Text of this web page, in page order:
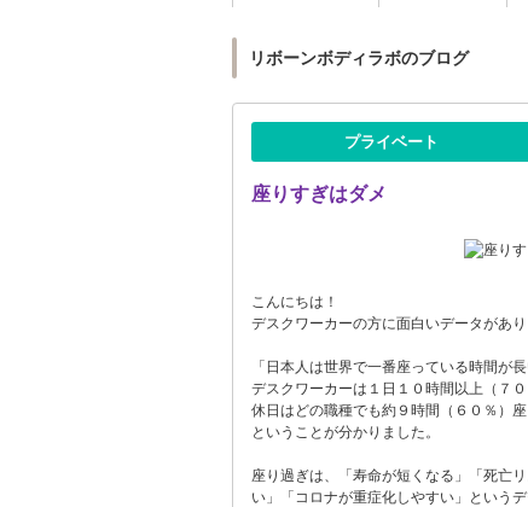
リボーンボディラボのブログ
プライベート
座りすぎはダメ
こんにちは！
デスクワーカーの方に面白いデータがあり
「日本人は世界で一番座っている時間が長
デスクワーカーは１日１０時間以上（７０
休日はどの職種でも約９時間（６０％）座
ということが分かりました。
座り過ぎは、「寿命が短くなる」「死亡
い」「コロナが重症化しやすい」というデ